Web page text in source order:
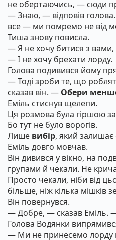
не обертаючись, — сюди
— Знаю, — відповів
все — ми помремо не від
Тиша знову повисла.
— Я не хочу битися з вами,
— І не хочу брехати лорду.
Голова подивився йому
— Тоді зроби те, що
сказав він. — Обери
Еміль стиснув щелепи.
Ця розмова була гіршою
Бо тут не було ворогів.
Лише вибір, який залишає
Еміль довго мовчав.
Він дивився у вікно, на
групами й чекали. Не
Просто чекали, ніби від
більше, ніж кілька мішків
Він повернувся.
— Добре, — сказав Еміль.
Голова Водянки
— Ми не принесемо лорду